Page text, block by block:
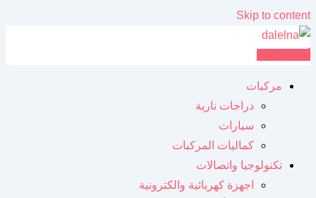
Skip to content
مركبات
دراجات نارية
سيارات
كماليات المركبات
تكنولوجيا واتصالات
اجهزة كهربائية والكترونية